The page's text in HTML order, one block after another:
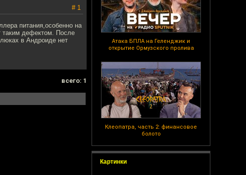
Атака БПЛА на Геленджик и
открытие Ормузского пролива
Клеопатра, часть 2: финансовое
болото
Картинки
# 1
питания,особенно на
таким дефектом. После
в Андроиде нет
всего: 1